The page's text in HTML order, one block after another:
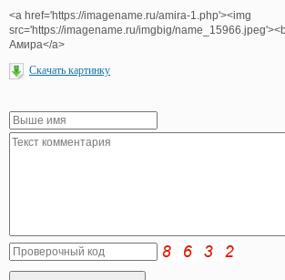
<a href='https://imagename.ru/amira-1.php'><img
src='https://imagename.ru/imgbig/
Амира</a>
Скачать картинку